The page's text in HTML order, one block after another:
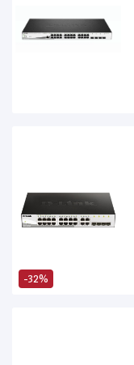
-32%